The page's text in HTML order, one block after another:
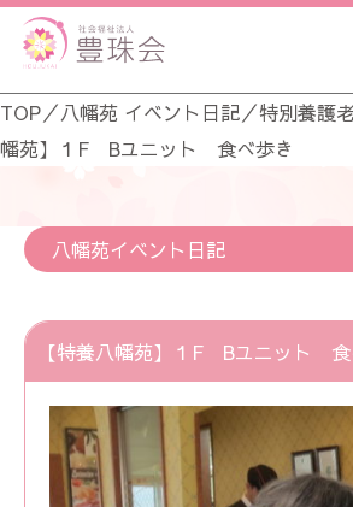
TOP／八幡苑 イベント日記／特別養護
幡苑】１F Bユニット 食べ歩き
八幡苑イベント日記
【特養八幡苑】１F Bユニット 食